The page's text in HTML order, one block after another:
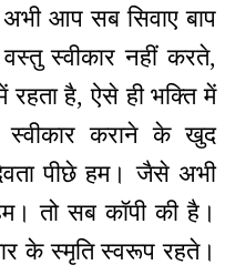
आप सब सिवाए बाप
स्वीकार नहीं करते,
रहता है, ऐसे ही भक्ति में
कराने के खुद
पीछे हम। जैसे अभी
तो सब कॉपी की है।
के स्मृति स्वरूप रहते।